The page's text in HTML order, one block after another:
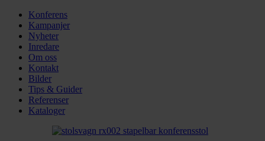
Konferens
Kampanjer
Nyheter
Inredare
Om oss
Kontakt
Bilder
Tips & Guider
Referenser
Kataloger